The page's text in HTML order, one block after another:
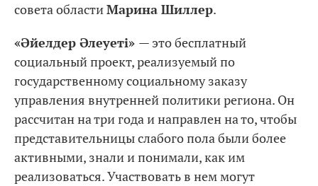
совета областиМарина Шиллер.
«Әйелдер Әлеуеті» — это бесплатный
социальный проект, реализуемый по
государственному социальному заказу
управления внутренней политики региона. Он
рассчитан на три года и направлен на то, чтобы
представительницы слабого пола были более
активными, знали и понимали, как им
реализоваться. Участвовать в нем могут